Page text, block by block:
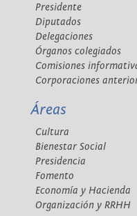
Presidente
Diputados
Delegaciones
Órganos colegiados
Comisiones
Corporaciones
Áreas
Cultura
Bienestar Social
Presidencia
Fomento
Economía y Hacienda
Organización y RRHH